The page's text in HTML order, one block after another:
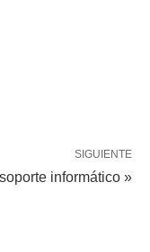
SIGUIENTE
informático »